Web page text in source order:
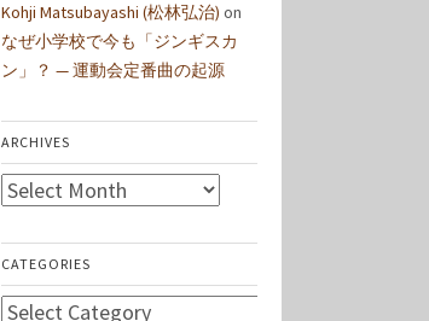
Kohji Matsubayashi (松林弘治) on
なぜ小学校で今も「ジンギスカ
ン」？ — 運動会定番曲の起源
ARCHIVES
Archives
CATEGORIES
Categories